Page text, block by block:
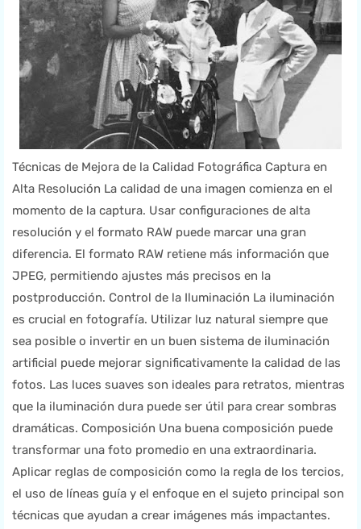
Técnicas de Mejora de la Calidad Fotográfica Captura en
Alta Resolución La calidad de una imagen comienza en el
momento de la captura. Usar configuraciones de alta
resolución y el formato RAW puede marcar una gran
diferencia. El formato RAW retiene más información que
JPEG, permitiendo ajustes más precisos en la
postproducción. Control de la Iluminación La iluminación
es crucial en fotografía. Utilizar luz natural siempre que
sea posible o invertir en un buen sistema de iluminación
artificial puede mejorar significativamente la calidad de las
fotos. Las luces suaves son ideales para retratos, mientras
que la iluminación dura puede ser útil para crear sombras
dramáticas. Composición Una buena composición puede
transformar una foto promedio en una extraordinaria.
Aplicar reglas de composición como la regla de los tercios,
el uso de líneas guía y el enfoque en el sujeto principal son
técnicas que ayudan a crear imágenes más impactantes.